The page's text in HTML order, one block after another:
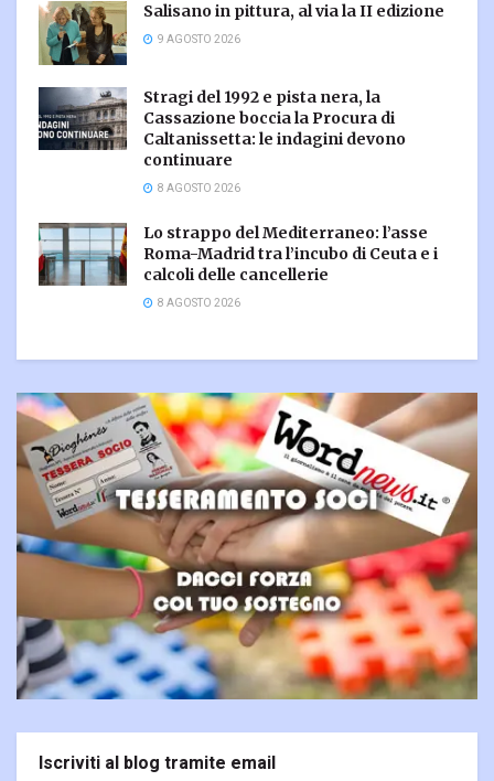
Salisano in pittura, al via la II edizione
9 AGOSTO 2026
Stragi del 1992 e pista nera, la
Cassazione boccia la Procura di
Caltanissetta: le indagini devono
continuare
8 AGOSTO 2026
Lo strappo del Mediterraneo: l’asse
Roma-Madrid tra l’incubo di Ceuta e i
calcoli delle cancellerie
8 AGOSTO 2026
Iscriviti al blog tramite email